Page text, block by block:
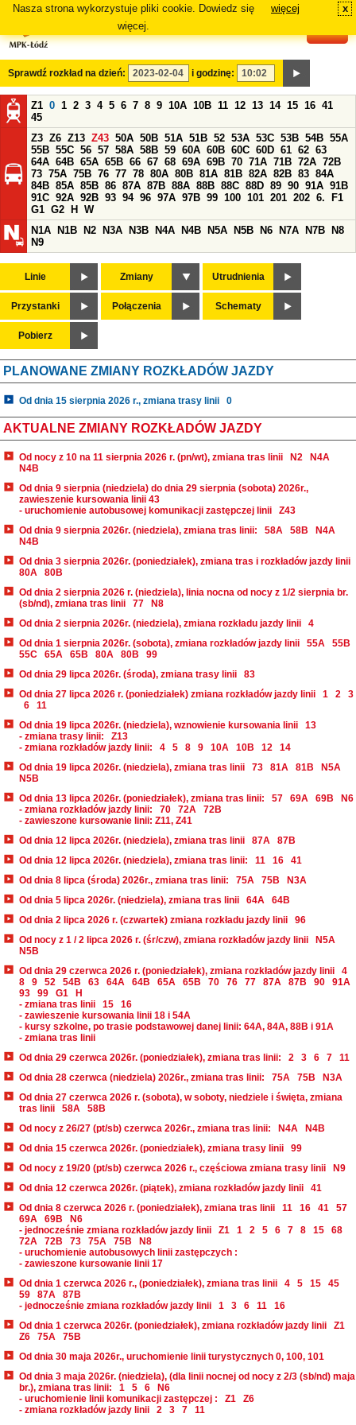
Nasza strona wykorzystuje pliki cookie. Dowiedz się
więcej.
więcej x
Sprawdź rozkład na dzień: i godzinę:
Z1 0 1 2 3 4 5 6 7 8 9 10A 10B 11 12 13 14 15 16 41
45
Z3 Z6 Z13 Z43 50A 50B 51A 51B 52 53A 53C 53B 54B 55A
55B 55C 56 57 58A 58B 59 60A 60B 60C 60D 61 62 63
64A 64B 65A 65B 66 67 68 69A 69B 70 71A 71B 72A 72B
73 75A 75B 76 77 78 80A 80B 81A 81B 82A 82B 83 84A
84B 85A 85B 86 87A 87B 88A 88B 88C 88D 89 90 91A 91B
91C 92A 92B 93 94 96 97A 97B 99 100 101 201 202 6.
F1
G1 G2 H
W
N1A
N1B N2 N3A N3B N4A N4B N5A N5B N6 N7A N7B
N8
N9
Linie Zmiany Utrudnienia
Przystanki Połączenia Schematy
Pobierz
PLANOWANE ZMIANY ROZKŁADÓW JAZDY
Od dnia 15 sierpnia 2026 r., zmiana trasy linii 0
AKTUALNE ZMIANY ROZKŁADÓW JAZDY
Od nocy z 10 na 11 sierpnia 2026 r. (pn/wt), zmiana tras linii N2
N4A
N4B
Od dnia 9 sierpnia (niedziela) do dnia 29 sierpnia (sobota) 2026r.,
zawieszenie kursowania linii 43
- uruchomienie autobusowej komunikacji zastępczej linii
Z43
Od dnia 9 sierpnia 2026r. (niedziela), zmiana tras linii:
58A 58B
N4A
N4B
Od dnia 3 sierpnia 2026r. (poniedziałek), zmiana tras i rozkładów jazdy linii
80A
80B
Od dnia 2 sierpnia 2026 r. (niedziela), linia nocna od nocy z 1/2 sierpnia br.
(sb/nd), zmiana tras linii
77
N8
Od dnia 2 sierpnia 2026r. (niedziela), zmiana rozkładu jazdy linii
4
Od dnia 1 sierpnia 2026r. (sobota), zmiana rozkładów jazdy linii
55A
55B
55C
65A 65B 80A 80B
99
Od dnia 29 lipca 2026r. (środa), zmiana trasy linii
83
Od dnia 27 lipca 2026 r. (poniedziałek) zmiana rozkładów jazdy linii
1 2
3
6
11
Od dnia 19 lipca 2026r. (niedziela), wznowienie kursowania linii
13
- zmiana trasy linii:
Z13
- zmiana rozkładów jazdy linii:
4 5 8 9 10A 10B 12
14
Od dnia 19 lipca 2026r. (niedziela), zmiana tras linii
73 81A 81B
N5A
N5B
Od dnia 13 lipca 2026r. (poniedziałek), zmiana tras linii:
57 69A 69B
N6
- zmiana rozkładów jazdy linii:
70 72A
72B
- zawieszone kursowanie linii: Z11, Z41
Od dnia 12 lipca 2026r. (niedziela), zmiana tras linii
87A
87B
Od dnia 12 lipca 2026r. (niedziela), zmiana tras linii:
11 16
41
Od dnia 8 lipca (środa) 2026r., zmiana tras linii:
75A 75B
N3A
Od dnia 5 lipca 2026r. (niedziela), zmiana tras linii
64A
64B
Od dnia 2 lipca 2026 r. (czwartek) zmiana rozkładu jazdy linii
96
Od nocy z 1 / 2 lipca 2026 r. (śr/czw), zmiana rozkładów jazdy linii
N5A
N5B
Od dnia 29 czerwca 2026 r. (poniedziałek), zmiana rozkładów jazdy linii
4
8
9 52 54B 63 64A 64B 65A 65B 70 76 77 87A 87B 90
91A
93
99 G1
H
- zmiana tras linii
15
16
- zawieszenie kursowania linii 18 i 54A
- kursy szkolne, po trasie podstawowej danej linii: 64A, 84A, 88B i 91A
- zmiana tras linii
Od dnia 29 czerwca 2026r. (poniedziałek), zmiana tras linii:
2 3 6 7
11
Od dnia 28 czerwca (niedziela) 2026r., zmiana tras linii:
75A 75B
N3A
Od dnia 27 czerwca 2026 r. (sobota), w soboty, niedziele i święta, zmiana
tras linii
58A
58B
Od nocy z 26/27 (pt/sb) czerwca 2026r., zmiana tras linii:
N4A
N4B
Od dnia 15 czerwca 2026r. (poniedziałek), zmiana trasy linii
99
Od nocy z 19/20 (pt/sb) czerwca 2026 r., częściowa zmiana trasy linii
N9
Od dnia 12 czerwca 2026r. (piątek), zmiana rozkładów jazdy linii
41
Od dnia 8 czerwca 2026 r. (poniedziałek), zmiana tras linii
11 16 41
57
69A
69B
N6
- jednocześnie zmiana rozkładów jazdy linii
Z1 1 2 5 6 7 8 15
68
72A
72B 73 75A 75B
N8
- uruchomienie autobusowych linii zastępczych :
- zawieszone kursowanie linii 17
Od dnia 1 czerwca 2026 r., (poniedziałek), zmiana tras linii
4 5 15
45
59
87A
87B
- jednocześnie zmiana rozkładów jazdy linii
1 3 6 11
16
Od dnia 1 czerwca 2026r. (poniedziałek), zmiana rozkładów jazdy linii
Z1
Z6
75A
75B
Od dnia 30 maja 2026r., uruchomienie linii turystycznych 0, 100, 101
Od dnia 3 maja 2026r. (niedziela), (dla linii nocnej od nocy z 2/3 (sb/nd) maja
br.), zmiana tras linii:
1 5 6
N6
- uruchomienie linii komunikacji zastępczej :
Z1
Z6
- zmiana rozkładów jazdy linii
2 3 7 11